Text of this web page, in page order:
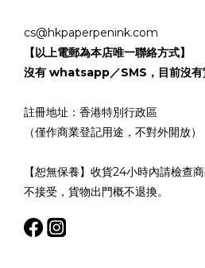
cs@hkpaperpenink.com
【以上電郵為本店唯一聯絡方式】
沒有 whatsapp／SMS，目前沒有
註冊地址：香港特別行政區
（僅作商業登記用途，不對外開放）
【恕無保養】收貨24小時內請檢查
不接受，貨物出門概不退換。